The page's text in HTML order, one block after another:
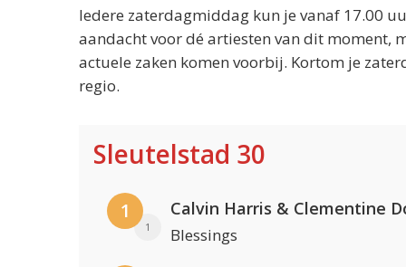
Iedere zaterdagmiddag kun je vanaf 17.00
aandacht voor dé artiesten van dit moment,
actuele zaken komen voorbij. Kortom je
regio.
Sleutelstad 30
1
1
Calvin Harris & Clementine
Blessings